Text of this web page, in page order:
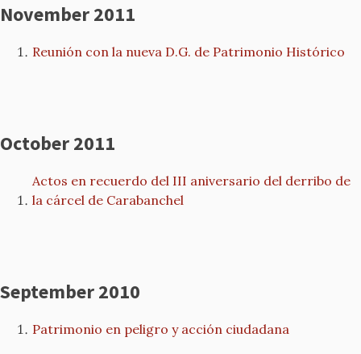
November 2011
Reunión con la nueva D.G. de Patrimonio Histórico
October 2011
Actos en recuerdo del III aniversario del derribo de
la cárcel de Carabanchel
September 2010
Patrimonio en peligro y acción ciudadana